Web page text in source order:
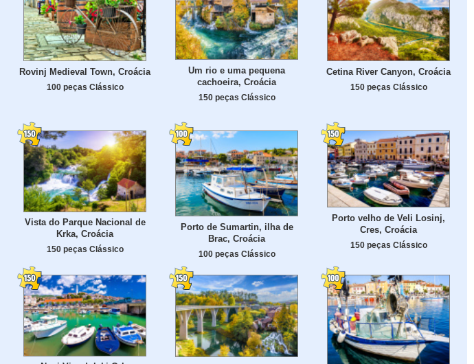
Rovinj Medieval Town, Croácia
100 peças Clássico
Um rio e uma pequena
cachoeira, Croácia
150 peças Clássico
Cetina River Canyon, Croácia
150 peças Clássico
Vista do Parque Nacional de
Krka, Croácia
150 peças Clássico
Porto de Sumartin, ilha de
Brac, Croácia
100 peças Clássico
Porto velho de Veli Losinj,
Cres, Croácia
150 peças Clássico